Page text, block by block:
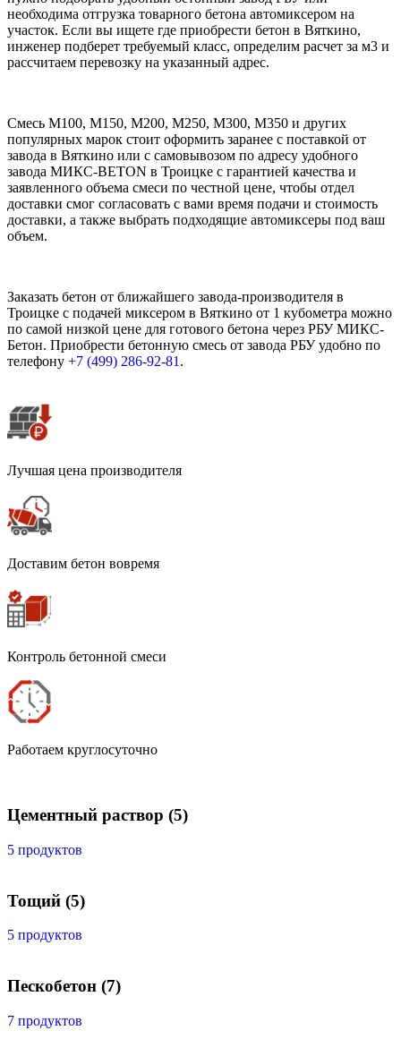
необходима отгрузка товарного бетона автомиксером на
участок. Если вы ищете где приобрести бетон в Вяткино,
инженер подберет требуемый класс, определим расчет за м3 и
рассчитаем перевозку на указанный адрес.
Смесь М100, М150, М200, М250, М300, М350 и других
популярных марок стоит оформить заранее с поставкой от
завода в Вяткино или с самовывозом по адресу удобного
завода МИКС-BETON в Троицке с гарантией качества и
заявленного объема смеси по честной цене, чтобы отдел
доставки смог согласовать с вами время подачи и стоимость
доставки, а также выбрать подходящие автомиксеры под ваш
объем.
Заказать бетон от ближайшего завода-производителя в
Троицке с подачей миксером в Вяткино от 1 кубометра можно
по самой низкой цене для готового бетона через РБУ МИКС-
Бетон. Приобрести бетонную смесь от завода РБУ удобно по
телефону +7 (499) 286-92-81 .
Лучшая цена производителя
Доставим бетон вовремя
Контроль бетонной смеси
Работаем круглосуточно
Цементный раствор (5)
5 продуктов
Тощий (5)
5 продуктов
Пескобетон (7)
7 продуктов